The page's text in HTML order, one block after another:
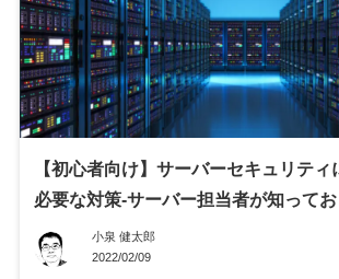
【初心者向け】サーバーセキュリテ
必要な対策-サーバー担当者が知って
リティの話～
小泉 健太郎
2022/02/09